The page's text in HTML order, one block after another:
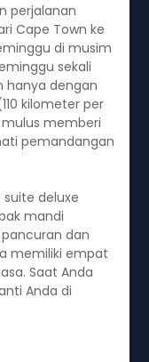
perjalanan
Cape Town ke
di musim
sekali
hanya dengan
kilometer per
memberi
pemandangan
suite deluxe
mandi
dan
memiliki empat
Saat Anda
Anda di